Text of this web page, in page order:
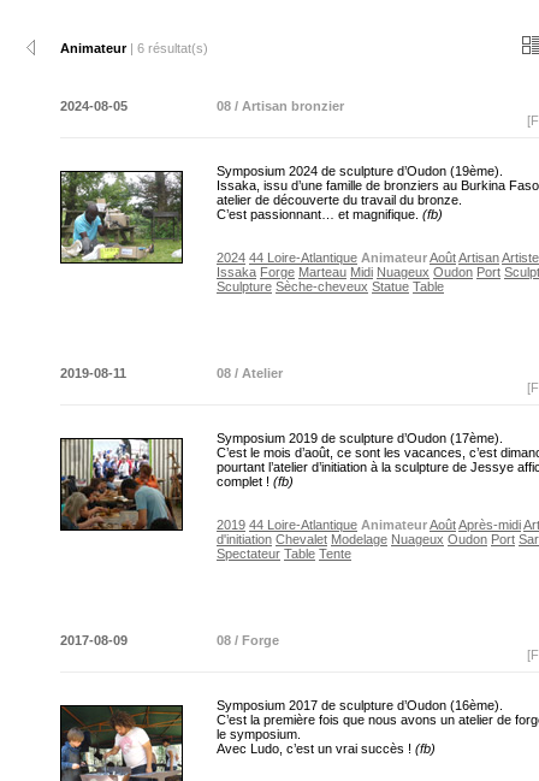
Animateur| 6 résultat(s)
2024-08-05
08 / Artisan bronzier
Symposium 2024 de sculpture d’Oudon (19ème).
Issaka, issu d’une famille de bronziers au Burkina
atelier de découverte du travail du bronze.
C’est passionnant… et magnifique. (fb)
2024 44 Loire-Atlantique AnimateurAoûtArtisanArtiste
Issaka Forge Marteau Midi Nuageux Oudon Port
Sculpture Sèche-cheveux Statue Table
2019-08-11
08 / Atelier
Symposium 2019 de sculpture d’Oudon (17ème).
C’est le mois d’août, ce sont les vacances, c’est
pourtant l’atelier d’initiation à la sculpture de Jessye
complet ! (fb)
2019 44 Loire-Atlantique AnimateurAoûtAprès-midi
d'initiation Chevalet Modelage Nuageux Oudon Port
Spectateur Table Tente
2017-08-09
08 / Forge
Symposium 2017 de sculpture d’Oudon (16ème).
C’est la première fois que nous avons un atelier de
le symposium.
Avec Ludo, c’est un vrai succès ! (fb)